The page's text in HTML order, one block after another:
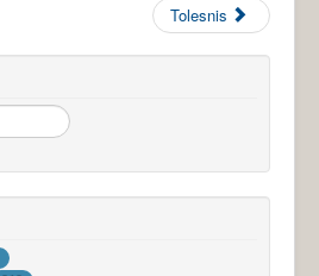
Tolesnis